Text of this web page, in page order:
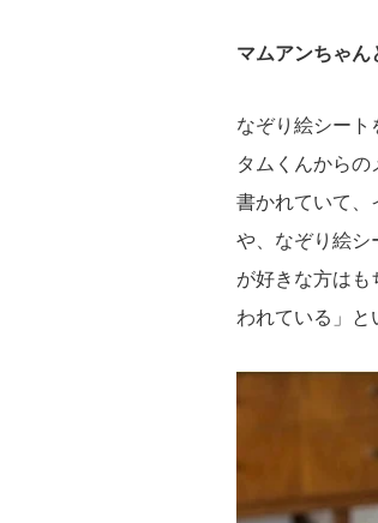
マムアンちゃん
なぞり絵シート
タムくんから
書かれていて、
や、なぞり絵シ
が好きな方はも
われている」と